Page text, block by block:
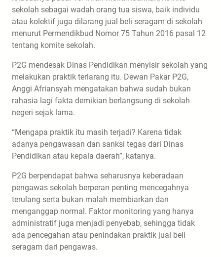
sekolah sebagai wadah orang tua siswa, baik individu
atau kolektif juga dilarang jual beli seragam di sekolah
menurut Permendikbud Nomor 75 Tahun 2016 pasal 12
tentang komite sekolah.
P2G mendesak Dinas Pendidikan menyisir sekolah yang
melakukan praktik terlarang itu. Dewan Pakar P2G,
Anggi Afriansyah mengatakan bahwa sudah bukan
rahasia lagi fakta demikian berlangsung di sekolah
negeri sejak lama.
“Mengapa praktik itu masih terjadi? Karena tidak
adanya pengawasan dan sanksi tegas dari Dinas
Pendidikan atau kepala daerah”, katanya.
P2G berpendapat bahwa seharusnya keberadaan
pengawas sekolah berperan penting mencegahnya
terulang serta bukan malah membiarkan dan
menganggap normal. Faktor monitoring yang hanya
administratif juga menjadi penyebab, sehingga tidak
ada pencegahan atau penindakan praktik jual beli
seragam dari pengawas.